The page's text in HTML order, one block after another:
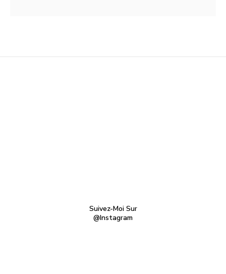
Suivez-Moi Sur
@Instagram